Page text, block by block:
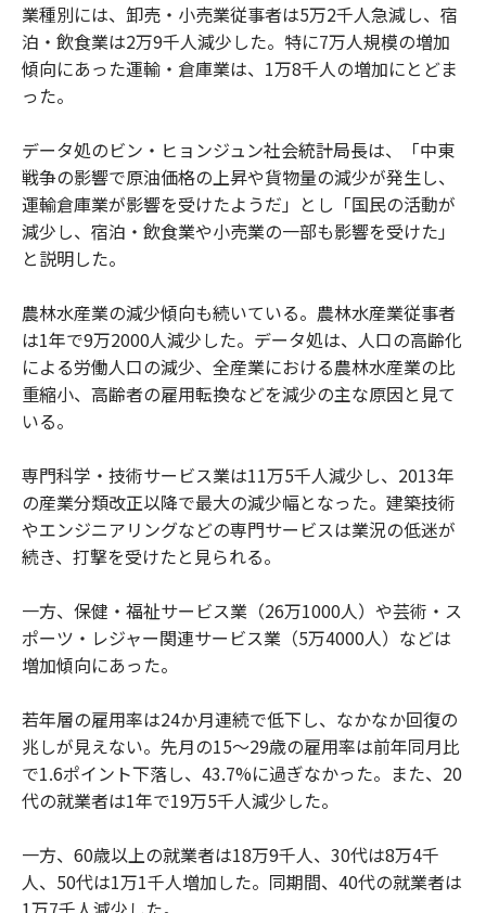
業種別には、卸売・小売業従事者は5万2千人急減し、宿
泊・飲食業は2万9千人減少した。特に7万人規模の増加
傾向にあった運輸・倉庫業は、1万8千人の増加にとどま
った。
データ処のビン・ヒョンジュン社会統計局長は、「中東
戦争の影響で原油価格の上昇や貨物量の減少が発生し、
運輸倉庫業が影響を受けたようだ」とし「国民の活動が
減少し、宿泊・飲食業や小売業の一部も影響を受けた」
と説明した。
農林水産業の減少傾向も続いている。農林水産業従事者
は1年で9万2000人減少した。データ処は、人口の高齢化
による労働人口の減少、全産業における農林水産業の比
重縮小、高齢者の雇用転換などを減少の主な原因と見て
いる。
専門科学・技術サービス業は11万5千人減少し、2013年
の産業分類改正以降で最大の減少幅となった。建築技術
やエンジニアリングなどの専門サービスは業況の低迷が
続き、打撃を受けたと見られる。
一方、保健・福祉サービス業（26万1000人）や芸術・ス
ポーツ・レジャー関連サービス業（5万4000人）などは
増加傾向にあった。
若年層の雇用率は24か月連続で低下し、なかなか回復の
兆しが見えない。先月の15～29歳の雇用率は前年同月比
で1.6ポイント下落し、43.7%に過ぎなかった。また、20
代の就業者は1年で19万5千人減少した。
一方、60歳以上の就業者は18万9千人、30代は8万4千
人、50代は1万1千人増加した。同期間、40代の就業者は